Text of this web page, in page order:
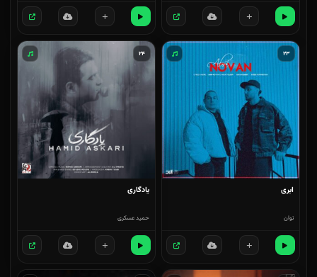
۲۳
ابری
نوان
۲۴
یادگاری
حمید عسکری